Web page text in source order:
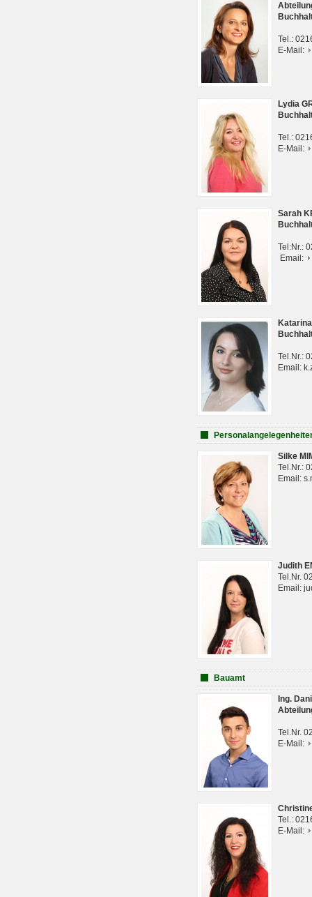
Tel.:
E-Mail:
Lydia
Tel.:
E-Mail:
Sarah
Tel:Nr.:
Email:
Tel.Nr.:
Email:
Silke
Tel.Nr.:
Email:
Judith
Tel.Nr.
Email:
Bauamt
Ing.
Tel.Nr.
E-Mail:
Tel.:
E-Mail: